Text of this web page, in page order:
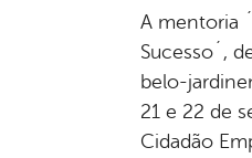
A mentoria
Sucesso´,
belo-
21 e 22 de
Cidadão